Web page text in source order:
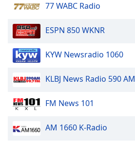
window.
Beginning
dialog
window.
Escape
cancel
and
77 WABC Radio
ESPN 850 WKNR
KYW Newsradio 1060
KLBJ News Radio 590 AM
FM News 101
AM 1660 K-Radio